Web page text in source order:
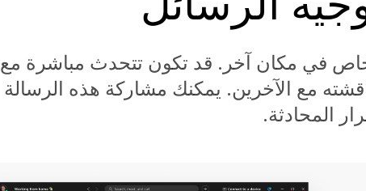
في مكان آخر. قد تكون تتحدث مباشرة مع
مع الآخرين. يمكنك مشاركة هذه الرسالة
المحادثة.